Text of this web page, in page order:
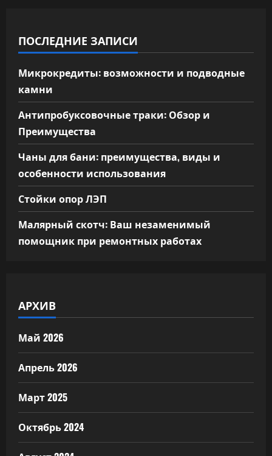
ПОСЛЕДНИЕ ЗАПИСИ
Микрокредиты: возможности и подводные
камни
Антипробуксовочные траки: Обзор и
Преимущества
Чаны для бани: преимущества, виды и
особенности использования
Стойки опор ЛЭП
Малярный скотч: Ваш незаменимый
помощник при ремонтных работах
АРХИВ
Май 2026
Апрель 2026
Март 2025
Октябрь 2024